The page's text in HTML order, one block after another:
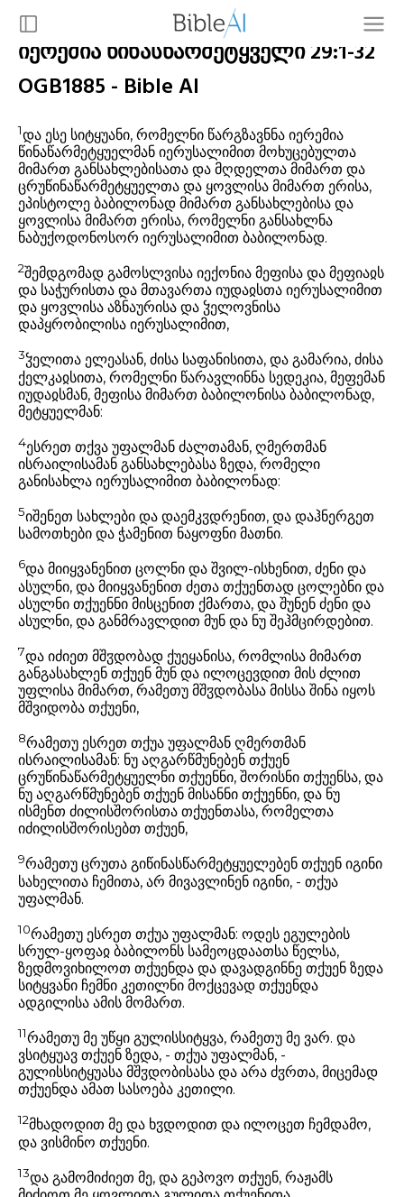
იერემია წინასწარმეტყველი 29:1-32
OGB1885 - Bible AI
1და ესე სიტყუანი, რომელნი წარგზავნნა იერემია
წინაწარმეტყუელმან იერუსალიმით მოხუცებულთა
მიმართ განსახლებისათა და მღდელთა მიმართ და
ცრუწინაწარმეტყუელთა და ყოვლისა მიმართ ერისა,
ეპისტოლე ბაბილონად მიმართ განსახლებისა და
ყოვლისა მიმართ ერისა, რომელნი განსახლნა
ნაბუქოდონოსორ იერუსალიმით ბაბილონად.
2შემდგომად გამოსლვისა იექონია მეფისა და მეფიაჲს
და საჭურისთა და მთავართა იუდაჲსთა იერუსალიმით
და ყოვლისა აზნაურისა და ჴელოვნისა
დაპყრობილისა იერუსალიმით,
3ჴელითა ელეასან, ძისა საფანისითა, და გამარია, ძისა
ქელკაჲსითა, რომელნი წარავლინნა სედეკია, მეფემან
იუდაჲსმან, მეფისა მიმართ ბაბილონისა ბაბილონად,
მეტყუელმან:
4ესრეთ თქვა უფალმან ძალთამან, ღმერთმან
ისრაილისამან განსახლებასა ზედა, რომელი
განისახლა იერუსალიმით ბაბილონად:
5იშენეთ სახლები და დაემკჳდრენით, და დაჰნერგეთ
სამოთხები და ჭამენით ნაყოფნი მათნი.
6და მიიყვანენით ცოლნი და შვილ-ისხენით, ძენი და
ასულნი, და მიიყვანენით ძეთა თქუენთად ცოლებნი და
ასულნი თქუენნი მისცენით ქმართა, და შუნენ ძენი და
ასულნი, და განმრავლდით მუნ და ნუ შეჰმცირდებით.
7და იძიეთ მშჳდობად ქუეყანისა, რომლისა მიმართ
განგასახლენ თქუენ მუნ და ილოცევდით მის ძლით
უფლისა მიმართ, რამეთუ მშჳდობასა მისსა შინა იყოს
მშვიდობა თქუენი,
8რამეთუ ესრეთ თქუა უფალმან ღმერთმან
ისრაილისამან: ნუ აღგარწმუნებენ თქუენ
ცრუწინაწარმეტყუელნი თქუენნი, შორისნი თქუენსა, და
ნუ აღგარწმუნებენ თქუენ მისანნი თქუენნი, და ნუ
ისმენთ ძილისშორისთა თქუენთასა, რომელთა
იძილისშორისებთ თქუენ,
9რამეთუ ცრუთა გიწინასწარმეტყუელებენ თქუენ იგინი
სახელითა ჩემითა, არ მივავლინენ იგინი, - თქუა
უფალმან.
10რამეთუ ესრეთ თქუა უფალმან: ოდეს ეგულების
სრულ-ყოფაჲ ბაბილონს სამეოცდაათსა წელსა,
ზედმოვიხილოთ თქუენდა და დავადგინნე თქუენ ზედა
სიტყვანი ჩემნი კეთილნი მოქცევად თქუენდა
ადგილისა ამის მომართ.
11რამეთუ მე უწყი გულისსიტყვა, რამეთუ მე ვარ. და
ვსიტყუავ თქუენ ზედა, - თქუა უფალმან, -
გულისსიტყუასა მშჳდობისასა და არა ძჳრთა, მიცემად
თქუენდა ამათ სასოება კეთილი.
12მხადოდით მე და ხჳდოდით და ილოცეთ ჩემდამო,
და ვისმინო თქუენი.
13და გამომიძიეთ მე, და გეპოვო თქუენ, რაჟამს